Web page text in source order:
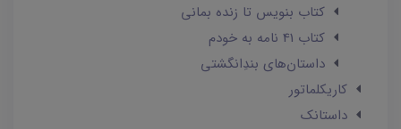
کتاب بنویس تا زنده بمانی
کتاب 41 نامه به خودم
داستان‌های بندِانگشتی
کاریکلماتور
داستانک‌